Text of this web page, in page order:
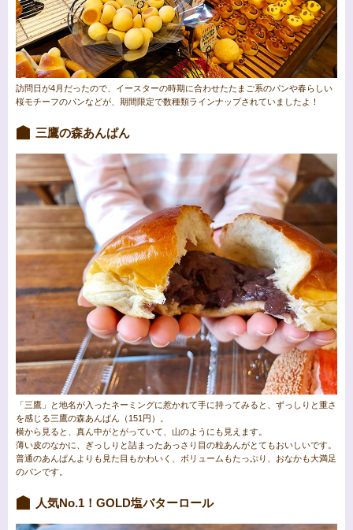
訪問日が4月だったので、イースターの時期に合わせたたまご系のパンや春らしい
桜モチーフのパンなどが、期間限定で数種類ラインナップされていましたよ！
三鷹の森あんぱん
「三鷹」と地名が入ったネーミングに惹かれて手に持ってみると、ずっしりと重さ
を感じる三鷹の森あんぱん（151円）。
横から見ると、真ん中がとがっていて、山のようにも見えます。
薄い皮のなかに、ぎっしりと詰まったあっさり目の粒あんがとてもおいしいです。
普通のあんぱんよりも見た目もかわいく、ボリュームもたっぷり、おなかも大満足
のパンです。
人気No.1！GOLD塩バターロール